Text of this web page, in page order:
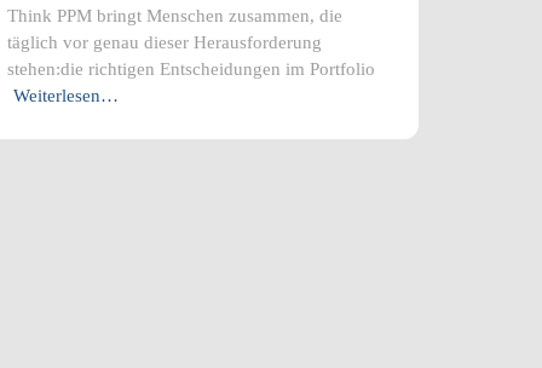
Think PPM bringt Menschen zusammen, die
täglich vor genau dieser Herausforderung
stehen:die richtigen Entscheidungen im Portfolio
Weiterlesen…